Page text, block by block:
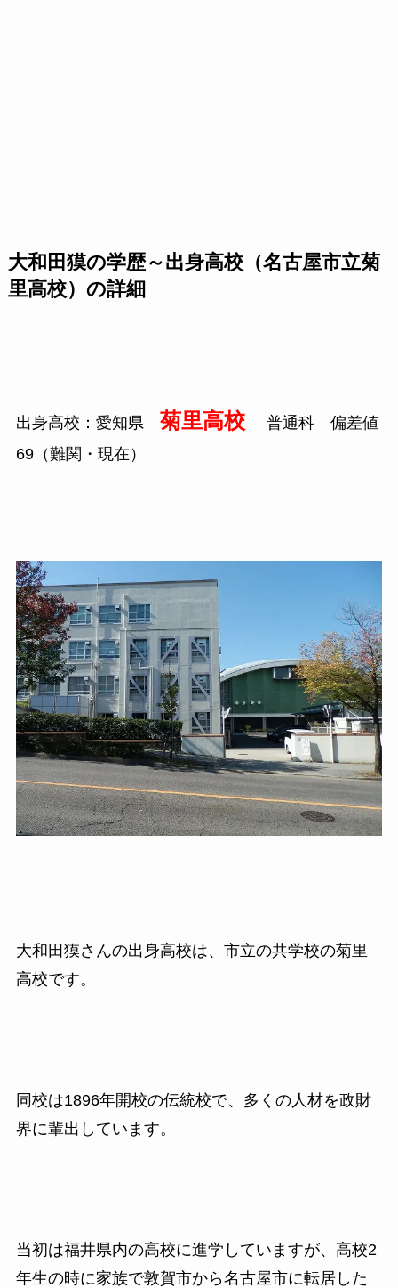
大和田獏の学歴～出身高校（名古屋市立菊
里高校）の詳細
出身高校：愛知県 菊里高校
普通科 偏差値
69（難関・現在）
大和田獏さんの出身高校は、市立の共学校の菊里
高校です。
同校は1896年開校の伝統校で、多くの人材を政財
界に輩出しています。
当初は福井県内の高校に進学していますが、高校2
年生の時に家族で敦賀市から名古屋市に転居した